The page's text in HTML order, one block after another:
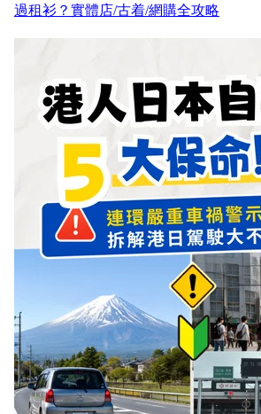
過租衫？實體店/古着/網購全攻略